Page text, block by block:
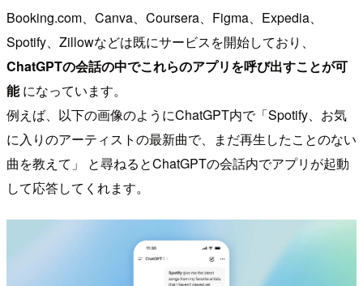
Booking.com、Canva、Coursera、Figma、Expedia、
Spotify、Zillowなどは既にサービスを開始しており、
ChatGPTの会話の中でこれらのアプリを呼び出すことが可
能になっています。
例えば、以下の画像のようにChatGPT内で「Spotify、お気
に入りのアーティストの最新曲で、まだ再生したことのない
曲を教えて」 と尋ねるとChatGPTの会話内でアプリが起動
して応答してくれます。